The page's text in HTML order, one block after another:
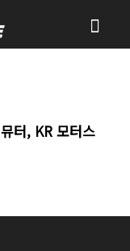
터, KR 모터스